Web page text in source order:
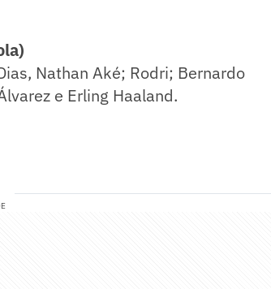
Nathan Aké; Rodri; Bernardo
e Erling Haaland.